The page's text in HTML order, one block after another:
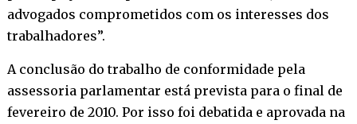
advogados comprometidos com os interesses dos
trabalhadores”.
A conclusão do trabalho de conformidade pela
assessoria parlamentar está prevista para o final de
fevereiro de 2010. Por isso foi debatida e aprovada na